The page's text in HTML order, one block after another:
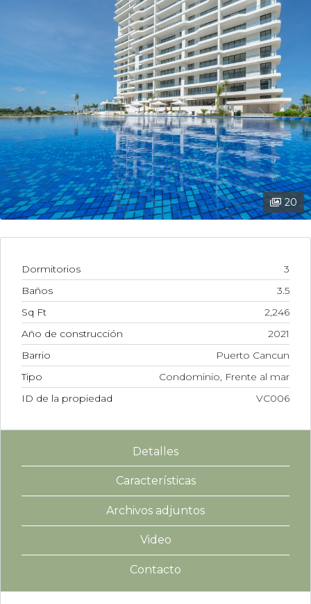
20
Dormitorios
3
Baños
3.5
Sq Ft
2,246
Año de construcción
2021
Barrio
Puerto Cancun
Tipo
Condominio, Frente al mar
ID de la propiedad
VC006
Detalles
Características
Archivos adjuntos
Video
Contacto